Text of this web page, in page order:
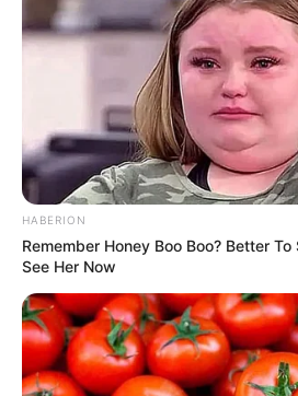
HABERION
Remember Honey Boo Boo? Better
See Her Now